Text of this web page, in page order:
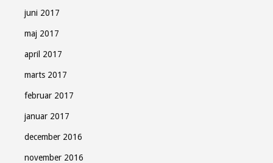
juni 2017
maj 2017
april 2017
marts 2017
februar 2017
januar 2017
december 2016
november 2016